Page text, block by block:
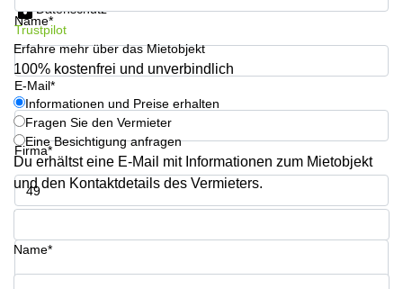
mieten
Linz
Coworking
Linz
Sandner-
Straße
Name*
E-Mail*
Firma*
Telefon*
Datenschutz
Trustpilot
Erfahre mehr über das Mietobjekt
100% kostenfrei und unverbindlich
Informationen und Preise erhalten
Fragen Sie den Vermieter
Eine Besichtigung anfragen
Du erhältst eine E-Mail mit Informationen zum Mietobjekt
und den Kontaktdetails des Vermieters.
Name*